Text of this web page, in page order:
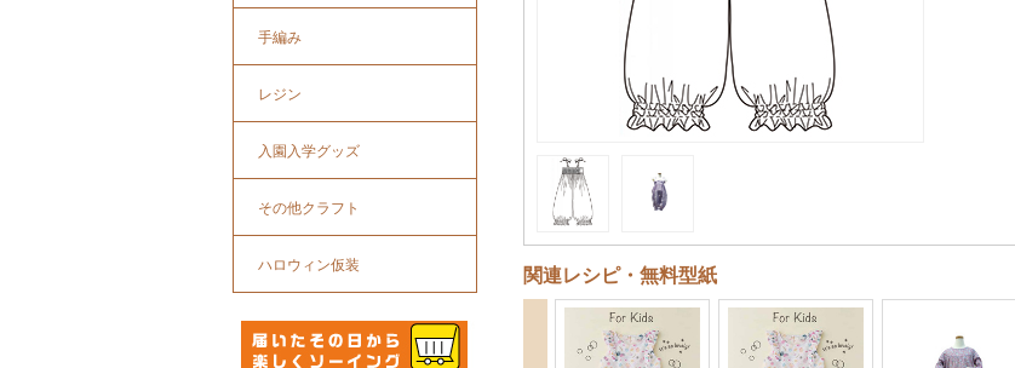
関連レシピ・無料型紙
手編み
レジン
入園入学グッズ
その他クラフト
ハロウィン仮装